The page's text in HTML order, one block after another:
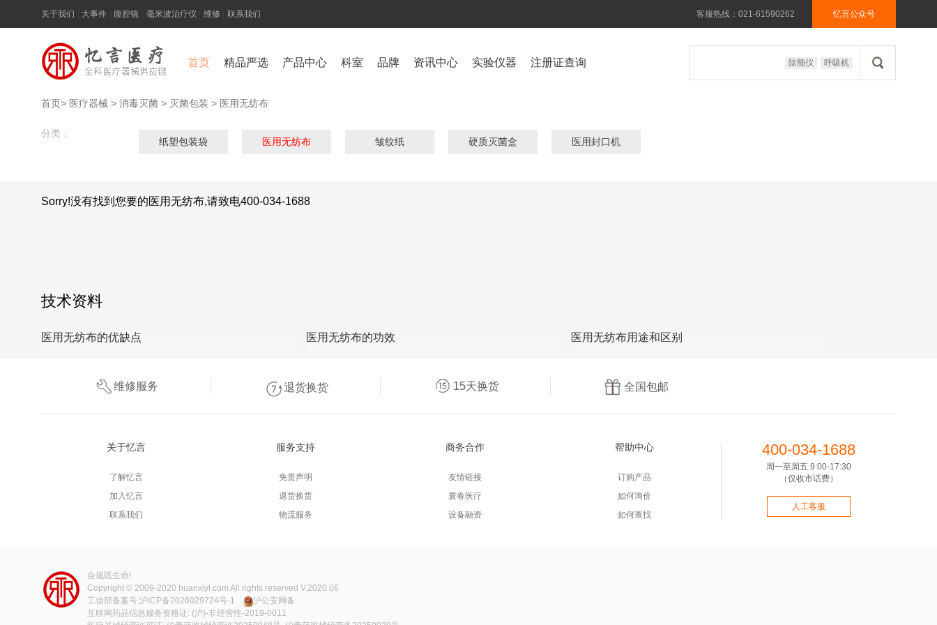
关于我们 大事件 腹腔镜 毫米波治疗仪 维修 联系我们 客服热线：021-61590262 忆言公众号
首页 精品严选 产品中心 科室 品牌 资讯中心 实验仪器 注册证查询 除颤仪 呼吸机
首页> 医疗器械 > 消毒灭菌 > 灭菌包装 > 医用无纺布
分类：
纸塑包装袋 医用无纺布 皱纹纸 硬质灭菌盒 医用封口机
Sorry!没有找到您要的医用无纺布,请致电400-034-1688
技术资料
医用无纺布的优缺点 医用无纺布的功效 医用无纺布用途和区别
维修服务 退货换货 15天换货 全国包邮
关于忆言
了解忆言
加入忆言
联系我们
服务支持
免责声明
退货换货
物流服务
商务合作
友情链接
寰春医疗
设备融资
帮助中心
订购产品
如何询价
如何查找
400-034-1688
周一至周五 9:00-17:30
（仅收市话费）
人工客服
合规既生命!
Copyright © 2009-2020 huanxiyl.com All rights reserved V.2020.06
工信部备案号:沪ICP备2026029724号-1
沪公安网备:
互联网药品信息服务资格证: (沪)-非经营性-2019-0011